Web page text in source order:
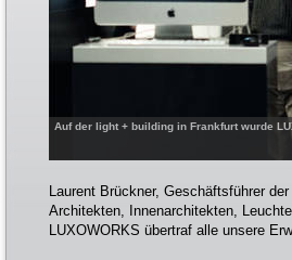
Auf der light + building in Frankfurt wurde
Laurent Brückner, Geschäftsführer
Architekten, Innenarchitekten,
LUXOWORKS übertraf alle unsere